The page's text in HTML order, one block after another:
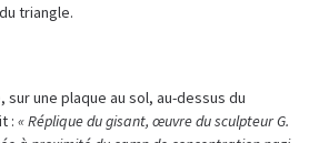
triangle.
sur une plaque au sol, au-dessus du
: « Réplique du gisant, œuvre du sculpteur G.